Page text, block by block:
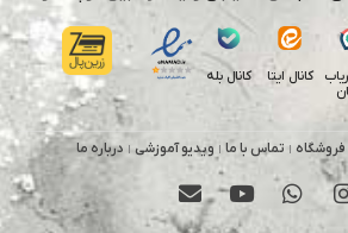
کانال ایتا کانال بله
فروشگاه تماس با ما ویدیو آموزشی درباره ما